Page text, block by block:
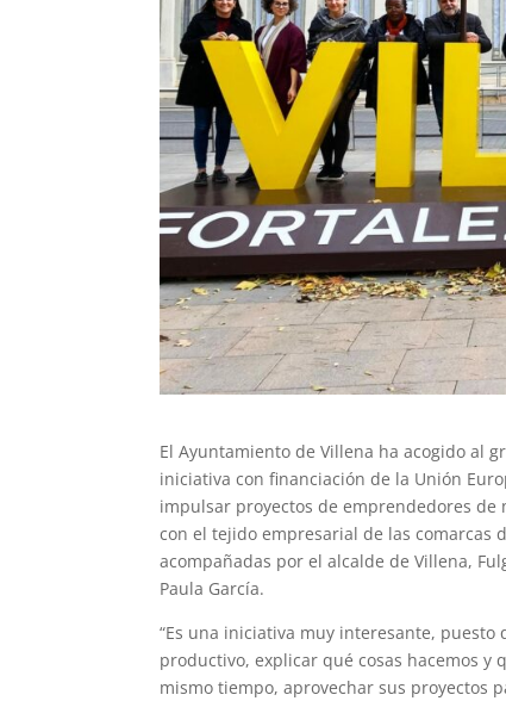
El Ayuntamiento de Villena ha acogido al
iniciativa con financiación de la Unión
impulsar proyectos de emprendedores
con el tejido empresarial de las comarcas
acompañadas por el alcalde de Villena,
Paula García.
“Es una iniciativa muy interesante,
productivo, explicar qué cosas hacemos y
mismo tiempo, aprovechar sus proyectos